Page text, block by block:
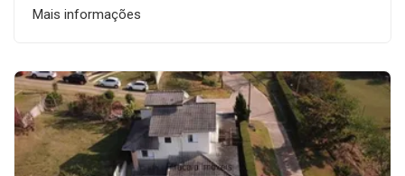
Mais informações